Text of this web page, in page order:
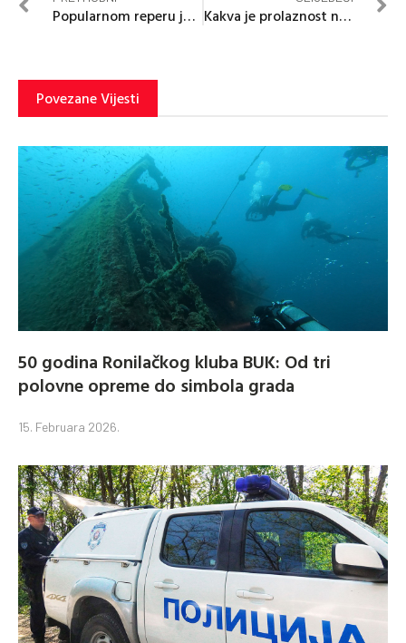
Popularnom reperu još 20 godina zatvora Kakva je prolaznost na vozačkim ispitima u Srpskoj?
Povezane Vijesti
50 godina Ronilačkog kluba BUK: Od tri
polovne opreme do simbola grada
15. Februara 2026.